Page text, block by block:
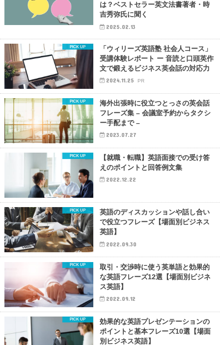
は？ベストセラー英文法書著者・時
吉秀弥氏に聞く
2025.02.13
「ウィリーズ英語塾 社会人コース」
受講体験レポート ー 音読と口頭英作
文で鍛えるビジネス英会話の対応力
2024.11.25 PR
海外出張時に役立つとっさの英会話
フレーズ集 – 会議室予約からタクシ
ー手配まで –
2023.07.27
【就職・転職】英語面接での受け答
えのポイントと回答例文集
2022.12.22
英語のディスカッションや話し合い
で役立つフレーズ【場面別ビジネス
英語】
2022.09.30
取引・交渉時に使う英単語と効果的
な英語フレーズ12選【場面別ビジネ
ス英語】
2022.09.12
効果的な英語プレゼンテーションの
ポイントと基本フレーズ10選【場面
別ビジネス英語】